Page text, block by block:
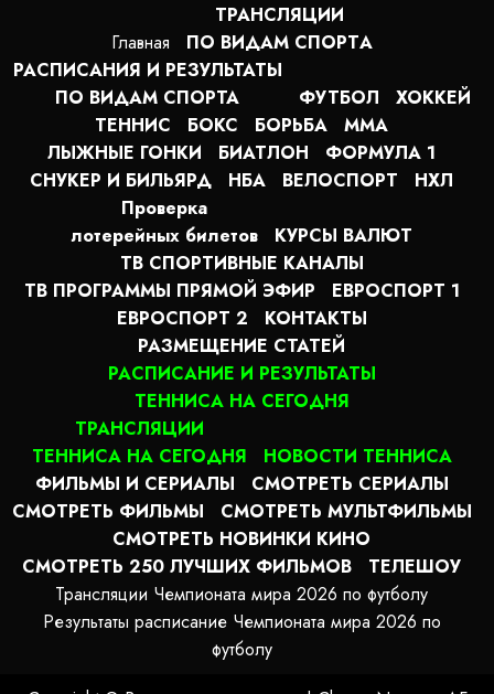
Главная
ТРАНСЛЯЦИИ
ПО ВИДАМ СПОРТA
РАСПИСАНИЯ И РЕЗУЛЬТАТЫ
ПО ВИДАМ СПОРТА
ФУТБОЛ
ХОККЕЙ
ТЕННИС
БОКС БОРЬБА
MMA
ЛЫЖНЫЕ ГОНКИ
БИАТЛОН
ФОРМУЛА 1
СНУКЕР И БИЛЬЯРД
НБА ВЕЛОСПОРТ
НХЛ
Проверка
лотерейных билетов
КУРСЫ ВАЛЮТ
ТВ СПОРТИВНЫЕ КАНАЛЫ
ТВ ПРОГРАММЫ ПРЯМОЙ ЭФИР
ЕВРОСПОРТ 1
ЕВРОСПОРТ 2
КОНТАКТЫ
РАЗМЕЩЕНИЕ СТАТЕЙ
РАСПИСАНИЕ И РЕЗУЛЬТАТЫ
ТЕННИСА НА СЕГОДНЯ
ТРАНСЛЯЦИИ
ТЕННИСА НА СЕГОДНЯ
НОВОСТИ ТЕННИСА
ФИЛЬМЫ И СЕРИАЛЫ
СМОТРЕТЬ СЕРИАЛЫ
СМОТРЕТЬ ФИЛЬМЫ
СМОТРЕТЬ МУЛЬТФИЛЬМЫ
СМОТРЕТЬ НОВИНКИ КИНО
СМОТРЕТЬ 250 ЛУЧШИХ ФИЛЬМОВ
ТЕЛЕШОУ
Трансляции Чемпионата мира 2026 по футболу
Результаты расписание Чемпионата мира 2026 по
футболу